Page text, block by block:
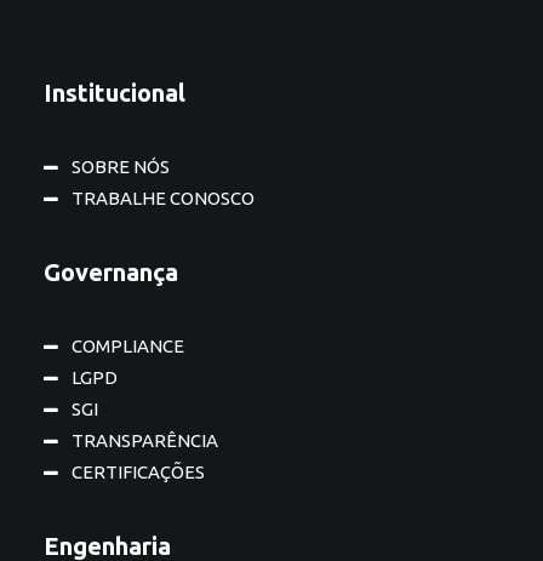
Institucional
SOBRE NÓS
TRABALHE CONOSCO
Governança
COMPLIANCE
LGPD
SGI
TRANSPARÊNCIA
CERTIFICAÇÕES
Engenharia